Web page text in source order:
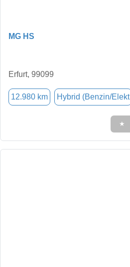
MG HS
Erfurt, 99099
12.980 km Hybrid (Benzin/Elekt
★